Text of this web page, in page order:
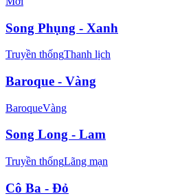
Song Phụng - Xanh
Truyền thốngThanh lịch
Baroque - Vàng
BaroqueVàng
Song Long - Lam
Truyền thốngLãng mạn
Cô Ba - Đỏ